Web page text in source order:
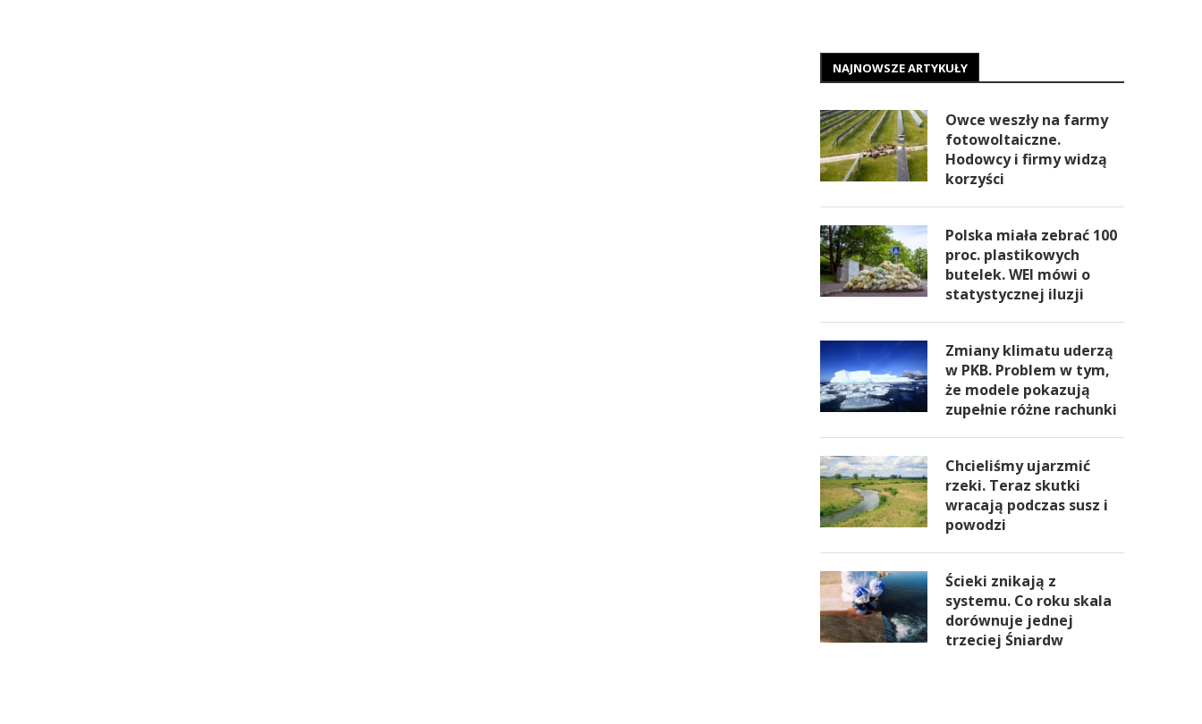
NAJNOWSZE ARTYKUŁY
Owce weszły na farmy
fotowoltaiczne.
Hodowcy i firmy widzą
korzyści
Polska miała zebrać 100
proc. plastikowych
butelek. WEI mówi o
statystycznej iluzji
Zmiany klimatu uderzą
w PKB. Problem w tym,
że modele pokazują
zupełnie różne rachunki
Chcieliśmy ujarzmić
rzeki. Teraz skutki
wracają podczas susz i
powodzi
Ścieki znikają z
systemu. Co roku skala
dorównuje jednej
trzeciej Śniardw